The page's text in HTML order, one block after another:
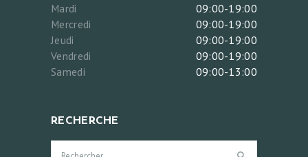
Mardi
09:00-19:00
Mercredi
09:00-19:00
Jeudi
09:00-19:00
Vendredi
09:00-19:00
Samedi
09:00-13:00
RECHERCHE